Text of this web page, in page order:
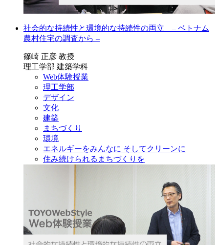
社会的な持続性と環境的な持続性の両立 – ベトナム
農村住宅の調査から –
篠崎 正彦 教授
理工学部 建築学科
Web体験授業
理工学部
デザイン
文化
建築
まちづくり
環境
エネルギーをみんなに そしてクリーンに
住み続けられるまちづくりを